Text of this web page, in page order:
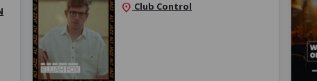
location_on Club Control